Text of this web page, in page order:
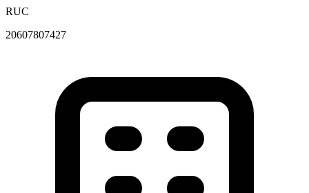
RUC
20607807427